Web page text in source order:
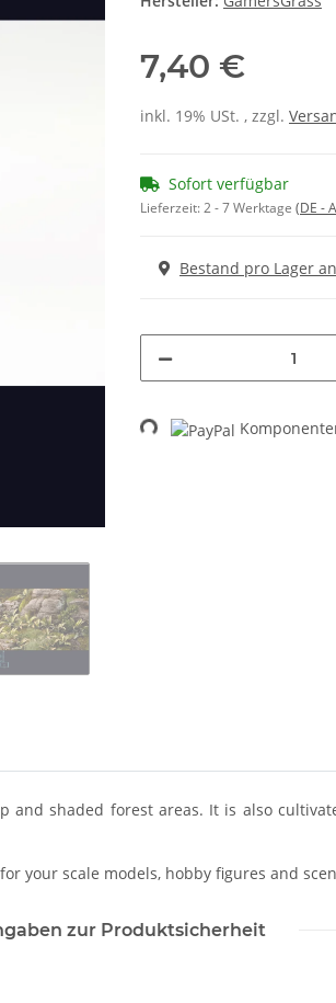
7,40 €
inkl. 19% USt. , zzgl.
Sofort verfügbar
Lieferzeit:2 - 7 Werktage (DE -
Bestand pro Lager
Loading...
shaded forest areas. It is also
your scale models, hobby figures and
zur Produktsicherheit